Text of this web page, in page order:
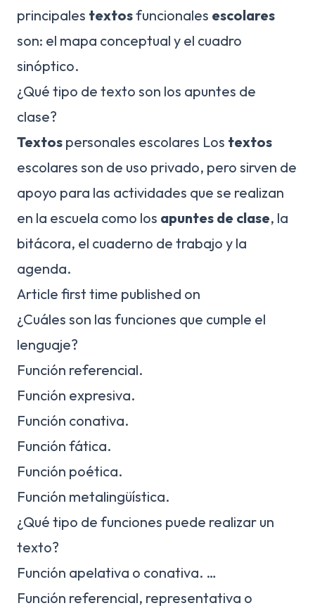
principales textosfuncionales escolares
son: el mapa conceptual y el cuadro
sinóptico.
¿Qué tipo de texto son los apuntes de
clase?
Textos personales escolares Los textos
escolares son de uso privado, pero sirven de
apoyo para las actividades que se realizan
en la escuela como los apuntes de clase, la
bitácora, el cuaderno de trabajo y la
agenda.
Article first time published on
¿Cuáles son las funciones que cumple el
lenguaje?
Función referencial.
Función expresiva.
Función conativa.
Función fática.
Función poética.
Función metalingüística.
¿Qué tipo de funciones puede realizar un
texto?
Función apelativa o conativa. …
Función referencial, representativa o